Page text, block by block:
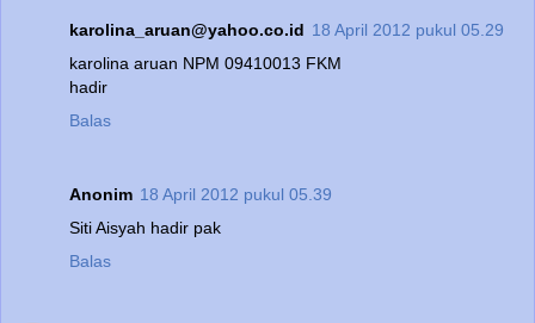
karolina_aruan@yahoo.co.id 18 April 2012 pukul 05.29
karolina aruan NPM 09410013 FKM
hadir
Balas
Anonim 18 April 2012 pukul 05.39
Siti Aisyah hadir pak
Balas